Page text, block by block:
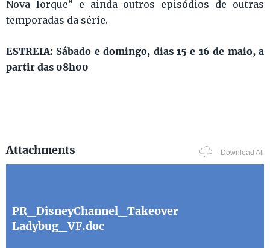
Nova Iorque” e ainda outros episódios de outras
temporadas da série.
ESTREIA: Sábado e domingo, dias 15 e 16 de maio, a
partir das 08h00
Attachments Download All
PR_DisneyChannel_Takeover
Ladybug_VF.doc